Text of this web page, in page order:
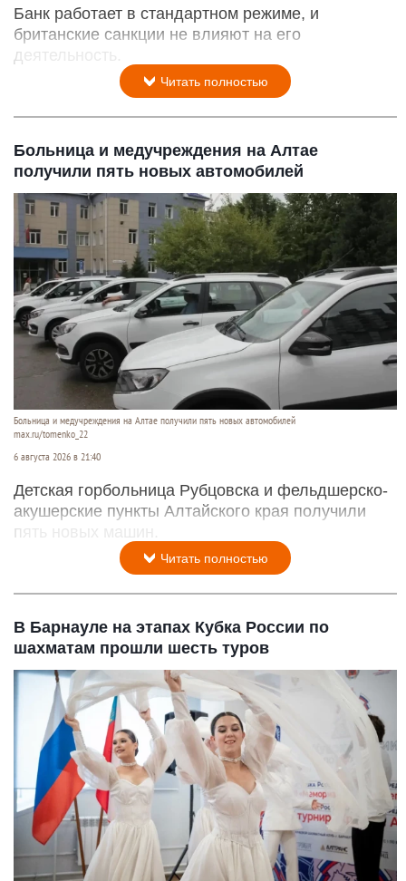
Банк работает в стандартном режиме, и
британские санкции не влияют на его
деятельность.
Читать полностью
Больница и медучреждения на Алтае
получили пять новых автомобилей
Больница и медучреждения на Алтае получили пять новых автомобилей
max.ru/tomenko_22
6 августа 2026 в 21:40
Детская горбольница Рубцовска и фельдшерско-
акушерские пункты Алтайского края получили
пять новых машин.
Читать полностью
В Барнауле на этапах Кубка России по
шахматам прошли шесть туров